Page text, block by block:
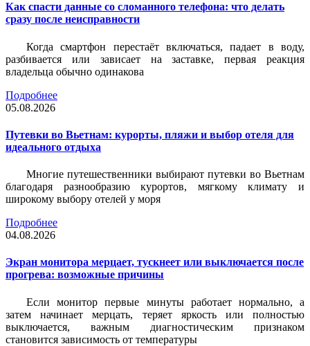
Как спасти данные со сломанного телефона: что делать
сразу после неисправности
Когда смартфон перестаёт включаться, падает в воду,
разбивается или зависает на заставке, первая реакция
владельца обычно одинакова
Подробнее
05.08.2026
Путевки во Вьетнам: курорты, пляжи и выбор отеля для
идеального отдыха
Многие путешественники выбирают путевки во Вьетнам
благодаря разнообразию курортов, мягкому климату и
широкому выбору отелей у моря
Подробнее
04.08.2026
Экран монитора мерцает, тускнеет или выключается после
прогрева: возможные причины
Если монитор первые минуты работает нормально, а
затем начинает мерцать, теряет яркость или полностью
выключается, важным диагностическим признаком
становится зависимость от температуры